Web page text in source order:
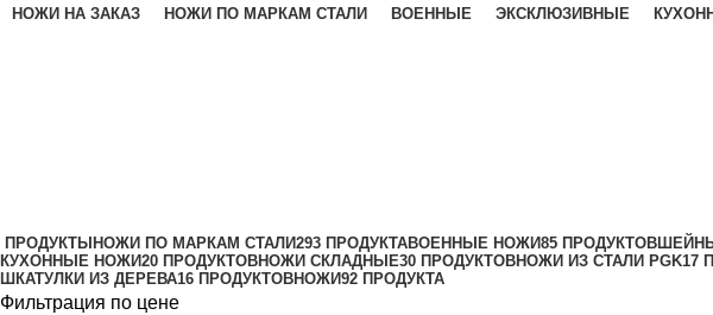
НОЖИ НА ЗАКАЗ НОЖИ ПО МАРКАМ СТАЛИ ВОЕННЫЕ ЭКСКЛЮЗИВНЫЕ
ПРОДУКТЫ НОЖИ ПО МАРКАМ СТАЛИ293 ПРОДУКТАВОЕННЫЕ НОЖИ85 ПРОДУКТОВ
КУХОННЫЕ НОЖИ20 ПРОДУКТОВНОЖИ СКЛАДНЫЕ30 ПРОДУКТОВНОЖИ ИЗ СТАЛИ PGK17
ШКАТУЛКИ ИЗ ДЕРЕВА16 ПРОДУКТОВНОЖИ92 ПРОДУКТА
Фильтрация по цене